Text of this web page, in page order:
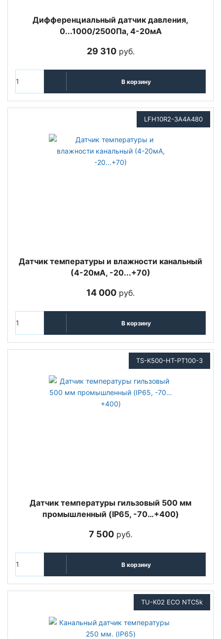
Дифференциальный датчик давления,
0...1000/2500Па, 4-20мА
29 310руб.
В корзину
LFH10R2-3A4A480
Датчик температуры и влажности канальный
(4-20мА, -20...+70)
14 000 руб.
В корзину
TS-K500-HT-PT100-3
Датчик температуры гильзовый 500 мм
промышленный (IP65, -70…+400)
7 500 руб.
В корзину
TU-K02 ECO NTC5k